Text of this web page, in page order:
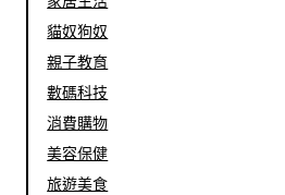
貓奴狗奴
親子教育
數碼科技
消費購物
美容保健
旅遊美食